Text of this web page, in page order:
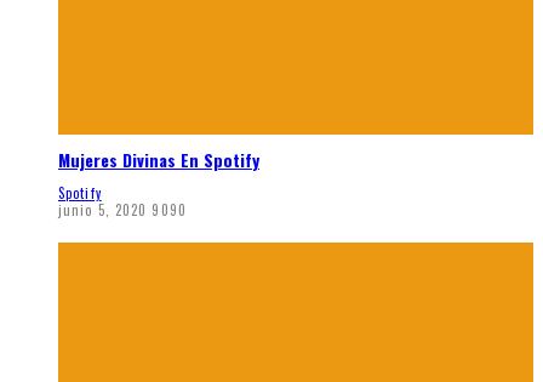
Mujeres Divinas En Spotify
Spotify
junio 5, 2020 9090